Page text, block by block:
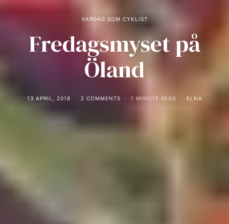
VARDAG SOM CYKLIST
Fredagsmyset på
Öland
13 APRIL, 2018 2 COMMENTS 1 MINUTE READ ELNA